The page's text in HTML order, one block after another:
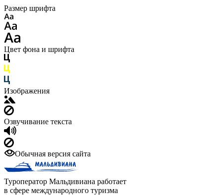
Размер шрифта
Цвет фона и шрифта
Изображения
Озвучивание текста
Обычная версия сайта
Туроператор Мальдивиана работает
в сфере международного туризма